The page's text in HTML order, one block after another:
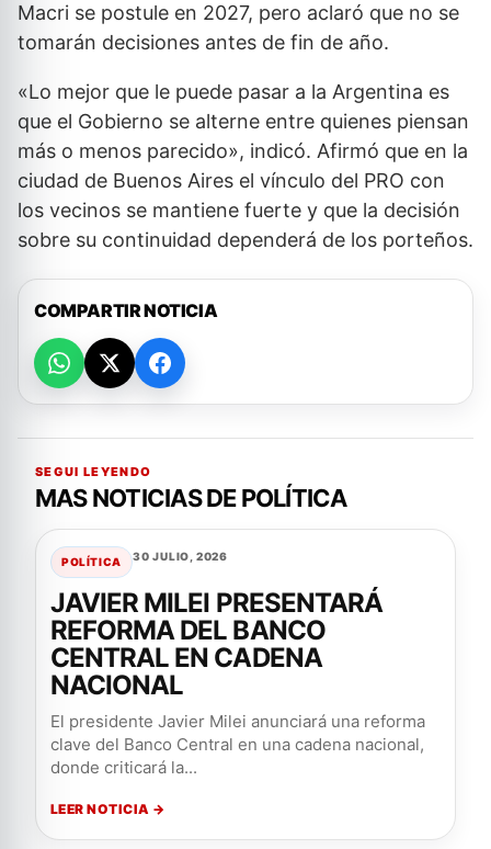
Macri se postule en 2027, pero aclaró que no se
tomarán decisiones antes de fin de año.
«Lo mejor que le puede pasar a la Argentina es
que el Gobierno se alterne entre quienes piensan
más o menos parecido», indicó. Afirmó que en la
ciudad de Buenos Aires el vínculo del PRO con
los vecinos se mantiene fuerte y que la decisión
sobre su continuidad dependerá de los porteños.
COMPARTIR NOTICIA
SEGUI LEYENDO
MAS NOTICIAS DE POLÍTICA
POLÍTICA 30 JULIO, 2026
JAVIER MILEI PRESENTARÁ
REFORMA DEL BANCO
CENTRAL EN CADENA
NACIONAL
El presidente Javier Milei anunciará una reforma
clave del Banco Central en una cadena nacional,
donde criticará la...
LEER NOTICIA →